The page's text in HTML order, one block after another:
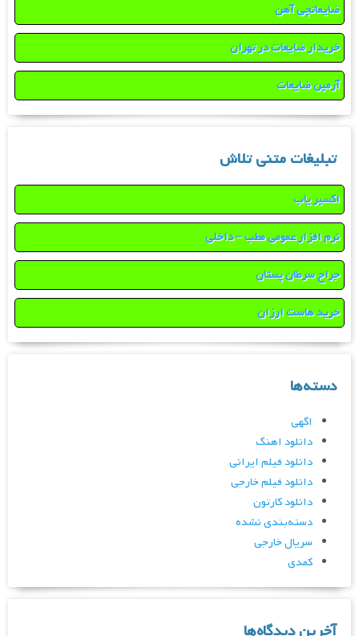
ضایعاتچی آهن
خریدار ضایعات در تهران
آرمین ضایعات
تبلیغات متنی تلاش
اکسیر یاب
نرم افزار عمومی مطب – داخلی
جراح سرطان پستان
خرید هاست ارزان
دسته‌ها
اگهی
دانلود اهنگ
دانلود فیلم ایرانی
دانلود فیلم خارجی
دانلود کارتون
دسته‌بندی نشده
سریال خارجی
کمدی
آخرین دیدگاه‌ها